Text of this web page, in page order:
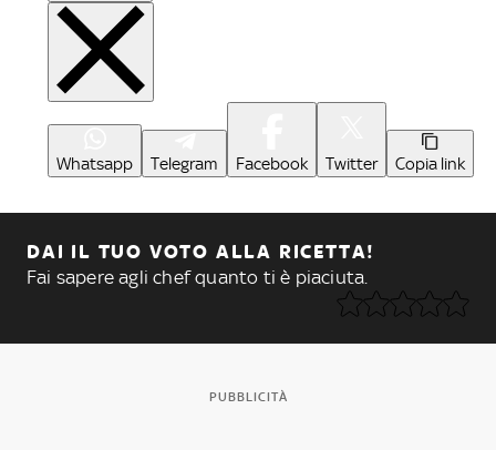
Whatsapp Telegram Facebook Twitter Copia link
DAI IL TUO VOTO ALLA RICETTA!
Fai sapere agli chef quanto ti è piaciuta.
PUBBLICITÀ